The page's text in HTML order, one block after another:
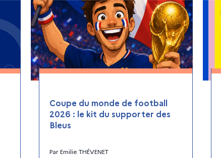
Coupe du monde de football
2026 : le kit du supporter des
Bleus
ParEmilie THÉVENET